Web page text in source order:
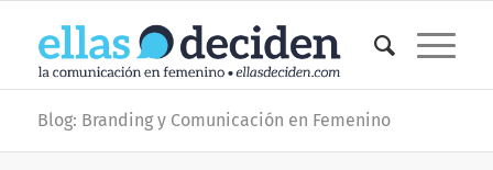
Blog: Branding y Comunicación en Femenino